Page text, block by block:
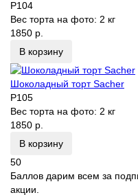
P104
Вес торта на фото: 2 кг
1850 р.
В корзину
Шоколадный торт Sacher
P105
Вес торта на фото: 2 кг
1850 р.
В корзину
50
Баллов дарим всем за
акции.